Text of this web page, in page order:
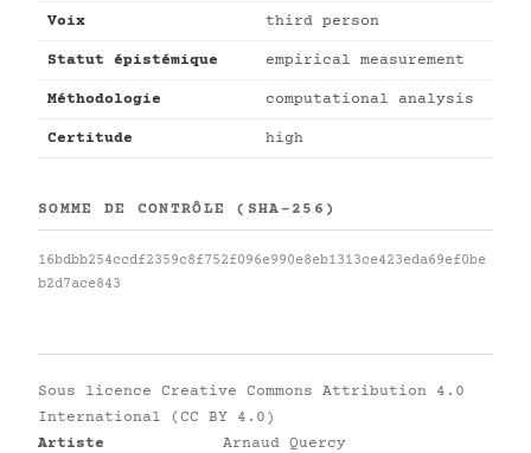
Voix third person
Statut épistémique empirical measurement
Méthodologie computational analysis
Certitude high
SOMME DE CONTRÔLE (SHA-256)
16bdbb254ccdf2359c8f752f096e990e8eb1313ce423eda69ef0be
b2d7ace843
Sous licence Creative Commons Attribution 4.0
International (CC BY 4.0)
Artiste
Arnaud Quercy